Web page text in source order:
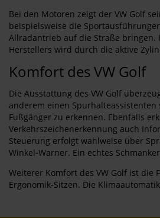
Bei den Motoren zeigt der VW Golf
beispielsweise die
Allradantrieb auf die Straße bringen.
Herstellers wird durch die aktive
Komfort des VW Golf
Die Ausstattung des VW Golf
anderem einen
Fußgänger zu erkennen. Ebenfalls
Verkehrszeichenerkennung auch
Steuerung erfolgt wahlweise über
Winkel-Warner. Ein echtes
Weiterer Komfort des VW Golf ist
Ergonomik-Sitzen. Die